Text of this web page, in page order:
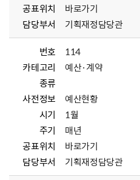
공표위치
바로가기
담당부서
기획재정담당관
번호
114
카테고리
예산·계약
종류
사전정보
예산현황
시기
1월
주기
매년
공표위치
바로가기
담당부서
기획재정담당관